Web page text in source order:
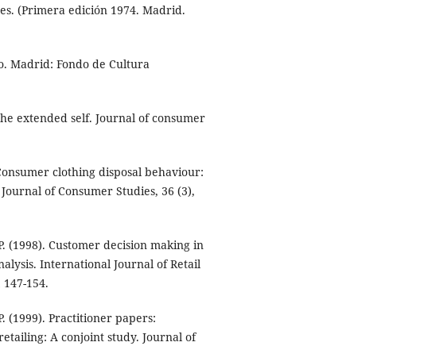
(Primera edición 1974. Madrid.
Madrid: Fondo de Cultura
extended self. Journal of consumer
clothing disposal behaviour:
of Consumer Studies, 36 (3),
(1998). Customer decision making in
International Journal of Retail
154.
(1999). Practitioner papers:
A conjoint study. Journal of